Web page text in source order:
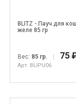
BLITZ - Пауч для
желе 85 гр
Вес: 85 гр. | 75
Арт. BLIPU06